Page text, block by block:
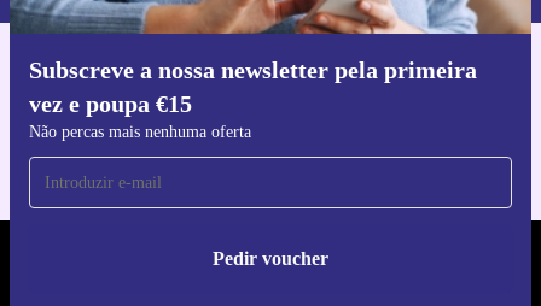
Subscreve a nossa newsletter pela primeira
vez e poupa €15
Não percas mais nenhuma oferta
Pedir voucher
Faz o download da app refurbed
Para iOS e Android
REFURBED PORTUGAL - RETHINK NEW.